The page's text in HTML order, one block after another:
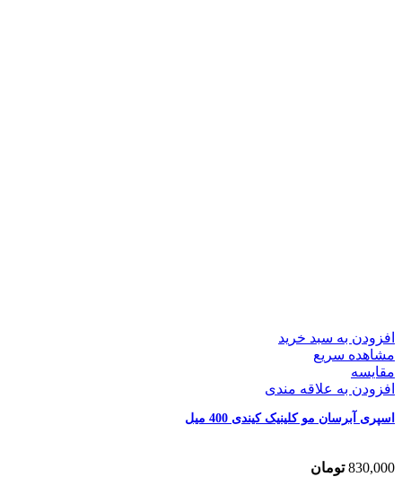
افزودن به سبد خرید
مشاهده سریع
مقایسه
افزودن به علاقه مندی
اسپری آبرسان مو کلینیک کیندی 400 میل
830,000 تومان